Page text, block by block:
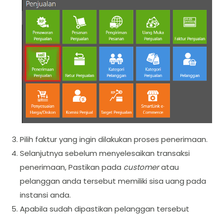
Pilih faktur yang ingin dilakukan proses penerimaan.
Selanjutnya sebelum menyelesaikan transaksi
penerimaan, Pastikan pada customeratau
pelanggan anda tersebut memiliki sisa uang pada
instansi anda.
Apabila sudah dipastikan pelanggan tersebut